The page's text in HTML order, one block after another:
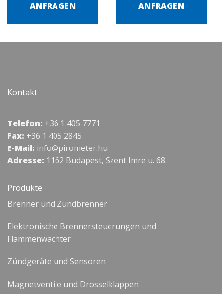
ANFRAGEN
ANFRAGEN
Kontakt
Telefon: +36 1 405 7771
Fax: +36 1 405 2845
E-Mail: info@pirometer.hu
Adresse: 1162 Budapest, Szent Imre u. 68.
Produkte
Brenner und Zündbrenner
Elektronische Brennersteuerungen und
Flammenwächter
Zündgeräte und Sensoren
Magnetventile und Drosselklappen